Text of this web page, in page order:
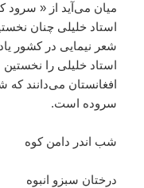
میان می‌آید از « سرود
استاد خلیلی چنان
شعر نیمایی در کشور
استاد خلیلی را
افغانستان می‌دانند که
سروده است.
شب اندر دامن كوه
درختان سبزو انبوه